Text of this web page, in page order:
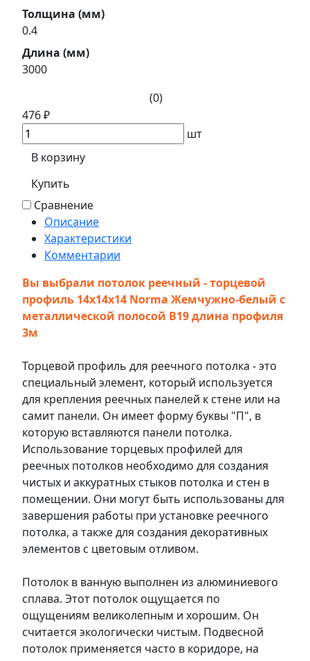
Толщина (мм)
0.4
Длина (мм)
3000
(0)
476 ₽
шт
В корзину
Купить
Сравнение
Описание
Характеристики
Комментарии
Вы выбрали потолок реечный - торцевой
профиль 14x14x14 Norma Жемчужно-белый с
металлической полосой В19 длина профиля
3м
Торцевой профиль для реечного потолка - это
специальный элемент, который используется
для крепления реечных панелей к стене или на
самит панели. Он имеет форму буквы "П", в
которую вставляются панели потолка.
Использование торцевых профилей для
реечных потолков необходимо для создания
чистых и аккуратных стыков потолка и стен в
помещении. Они могут быть использованы для
завершения работы при установке реечного
потолка, а также для создания декоративных
элементов с цветовым отливом.
Потолок в ванную выполнен из алюминиевого
сплава. Этот потолок ощущается по
ощущениям великолепным и хорошим. Он
считается экологически чистым. Подвесной
потолок применяется часто в коридоре, на